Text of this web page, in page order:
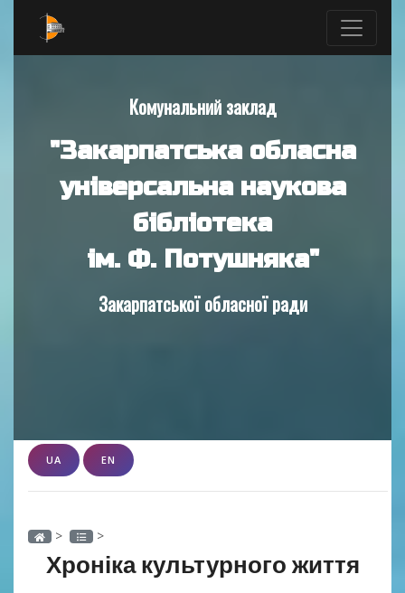
Комунальний заклад
"Закарпатська обласна
універсальна наукова
бібліотека
ім. Ф. Потушняка"
Закарпатської обласної ради
UA EN
> >
Хроніка культурного життя